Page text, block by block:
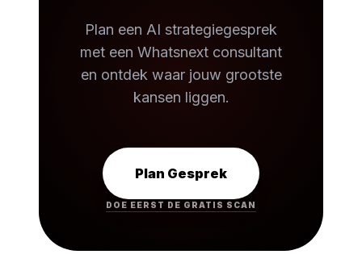
Plan een AI strategiegesprek
met een Whatsnext consultant
en ontdek waar jouw grootste
kansen liggen.
Plan Gesprek
DOE EERST DE GRATIS SCAN